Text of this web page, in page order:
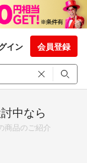
イン 会員登録
中なら
商品のご紹介